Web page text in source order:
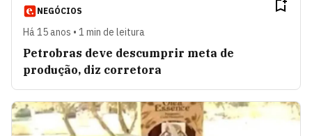
NEGÓCIOS
Há 15 anos • 1 min de leitura
Petrobras deve descumprir meta de
produção, diz corretora